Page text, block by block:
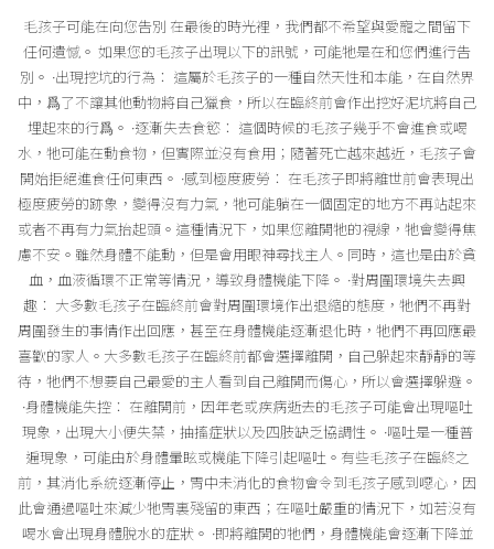
毛孩子可能在向您告別 在最後的時光裡，我們都不希望與愛寵之間留下
任何遺憾。 如果您的毛孩子出現以下的訊號，可能牠是在和您們進行告
別。 ·出現挖坑的行為： 這屬於毛孩子的一種自然天性和本能，在自然界
中，爲了不讓其他動物將自己獵食，所以在臨終前會作出挖好泥坑將自己
埋起來的行爲。 ·逐漸失去食慾： 這個時候的毛孩子幾乎不會進食或喝
水，牠可能在動食物，但實際並沒有食用；隨著死亡越來越近，毛孩子會
開始拒絕進食任何東西。 ·感到極度疲勞： 在毛孩子即將離世前會表現出
極度疲勞的跡象，變得沒有力氣，牠可能躺在一個固定的地方不再站起來
或者不再有力氣抬起頭。這種情況下，如果您離開牠的視線，牠會變得焦
慮不安。雖然身體不能動，但是會用眼神尋找主人。同時，這也是由於貧
血，血液循環不正常等情況，導致身體機能下降。 ·對周圍環境失去興
趣： 大多數毛孩子在臨終前會對周圍環境作出退縮的態度，牠們不再對
周圍發生的事情作出回應，甚至在身體機能逐漸退化時，牠們不再回應最
喜歡的家人。大多數毛孩子在臨終前都會選擇離開，自己躲起來靜靜的等
待，牠們不想要自己最愛的主人看到自己離開而傷心，所以會選擇躲避。
·身體機能失控： 在離開前，因年老或疾病逝去的毛孩子可能會出現嘔吐
現象，出現大小便失禁，抽搐症狀以及四肢缺乏協調性。 ·嘔吐是一種普
遍現象，可能由於身體暈眩或機能下降引起嘔吐。有些毛孩子在臨終之
前，其消化系統逐漸停止，胃中未消化的食物會令到毛孩子感到噁心，因
此會通過嘔吐來減少牠胃裏殘留的東西；在嘔吐嚴重的情況下，如若沒有
喝水會出現身體脫水的症狀。 ·即將離開的牠們，身體機能會逐漸下降並